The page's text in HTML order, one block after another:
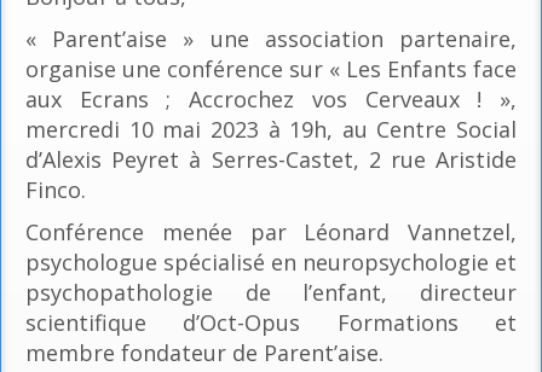
« Parent’aise » une association partenaire,
organise une conférence sur « Les Enfants face
aux Ecrans ; Accrochez vos Cerveaux ! »,
mercredi 10 mai 2023 à 19h, au Centre Social
d’Alexis Peyret à Serres-Castet, 2 rue Aristide
Finco.
Conférence menée par Léonard Vannetzel,
psychologue spécialisé en neuropsychologie et
psychopathologie de l’enfant, directeur
scientifique d’Oct-Opus Formations et
membre fondateur de Parent’aise.